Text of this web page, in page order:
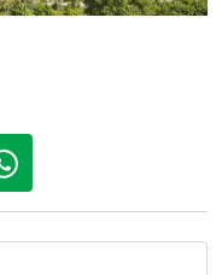
TAB)
NEUEM TAB)
(LINK ÖFFNET IN NEUEM